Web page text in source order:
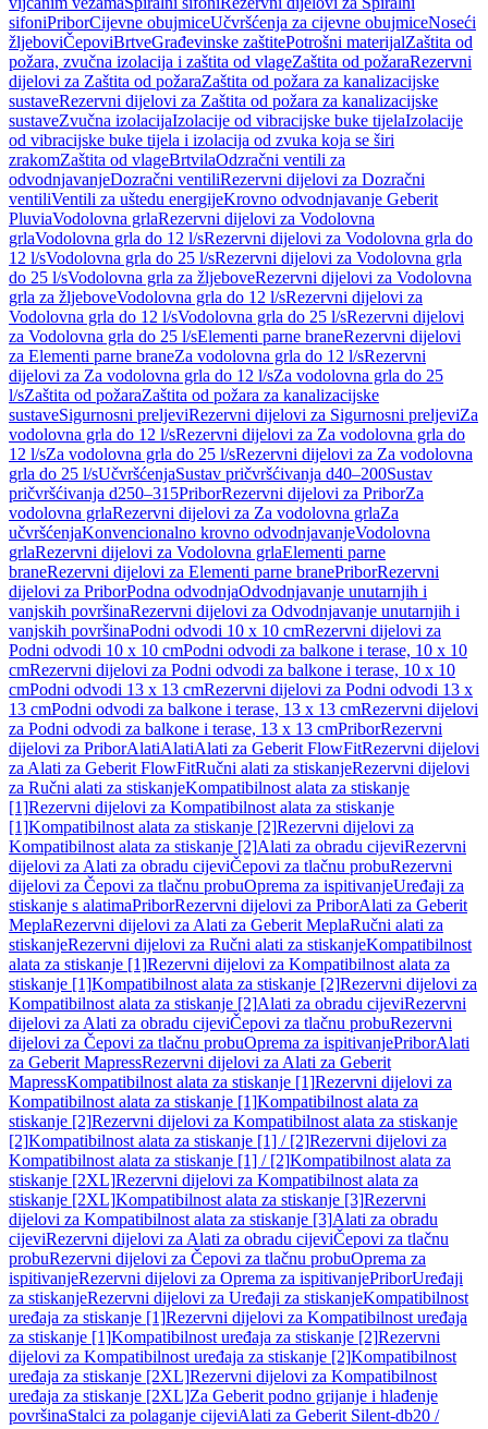
sifoniPriborCijevne obujmiceUčvršćenja za cijevne obujmiceNoseći
žljeboviČepoviBrtveGrađevinske zaštitePotrošni materijalZaštita od
požara, zvučna izolacija i zaštita od vlageZaštita od požaraRezervni
dijelovi za Zaštita od požaraZaštita od požara za kanalizacijske
sustaveRezervni dijelovi za Zaštita od požara za kanalizacijske
sustaveZvučna izolacijaIzolacije od vibracijske buke tijelaIzolacije
od vibracijske buke tijela i izolacija od zvuka koja se širi
zrakomZaštita od vlageBrtvilaOdzračni ventili za
odvodnjavanjeDozračni ventiliRezervni dijelovi za Dozračni
ventiliVentili za uštedu energijeKrovno odvodnjavanje Geberit
PluviaVodolovna grlaRezervni dijelovi za Vodolovna
grlaVodolovna grla do 12 l/sRezervni dijelovi za Vodolovna grla do
12 l/sVodolovna grla do 25 l/sRezervni dijelovi za Vodolovna grla
do 25 l/sVodolovna grla za žljeboveRezervni dijelovi za Vodolovna
grla za žljeboveVodolovna grla do 12 l/sRezervni dijelovi za
Vodolovna grla do 12 l/sVodolovna grla do 25 l/sRezervni dijelovi
za Vodolovna grla do 25 l/sElementi parne braneRezervni dijelovi
za Elementi parne braneZa vodolovna grla do 12 l/sRezervni
dijelovi za Za vodolovna grla do 12 l/sZa vodolovna grla do 25
l/sZaštita od požaraZaštita od požara za kanalizacijske
sustaveSigurnosni preljeviRezervni dijelovi za Sigurnosni preljeviZa
vodolovna grla do 12 l/sRezervni dijelovi za Za vodolovna grla do
12 l/sZa vodolovna grla do 25 l/sRezervni dijelovi za Za vodolovna
grla do 25 l/sUčvršćenjaSustav pričvršćivanja d40–200Sustav
pričvršćivanja d250–315PriborRezervni dijelovi za PriborZa
vodolovna grlaRezervni dijelovi za Za vodolovna grlaZa
učvršćenjaKonvencionalno krovno odvodnjavanjeVodolovna
grlaRezervni dijelovi za Vodolovna grlaElementi parne
braneRezervni dijelovi za Elementi parne branePriborRezervni
dijelovi za PriborPodna odvodnjaOdvodnjavanje unutarnjih i
vanjskih površinaRezervni dijelovi za Odvodnjavanje unutarnjih i
vanjskih površinaPodni odvodi 10 x 10 cmRezervni dijelovi za
Podni odvodi 10 x 10 cmPodni odvodi za balkone i terase, 10 x 10
cmRezervni dijelovi za Podni odvodi za balkone i terase, 10 x 10
cmPodni odvodi 13 x 13 cmRezervni dijelovi za Podni odvodi 13 x
13 cmPodni odvodi za balkone i terase, 13 x 13 cmRezervni dijelovi
za Podni odvodi za balkone i terase, 13 x 13 cmPriborRezervni
dijelovi za PriborAlatiAlatiAlati za Geberit FlowFitRezervni dijelovi
za Alati za Geberit FlowFitRučni alati za stiskanjeRezervni dijelovi
za Ručni alati za stiskanjeKompatibilnost alata za stiskanje
[1]Rezervni dijelovi za Kompatibilnost alata za stiskanje
[1]Kompatibilnost alata za stiskanje [2]Rezervni dijelovi za
Kompatibilnost alata za stiskanje [2]Alati za obradu cijeviRezervni
dijelovi za Alati za obradu cijeviČepovi za tlačnu probuRezervni
dijelovi za Čepovi za tlačnu probuOprema za ispitivanjeUređaji za
stiskanje s alatimaPriborRezervni dijelovi za PriborAlati za Geberit
MeplaRezervni dijelovi za Alati za Geberit MeplaRučni alati za
stiskanjeRezervni dijelovi za Ručni alati za stiskanjeKompatibilnost
alata za stiskanje [1]Rezervni dijelovi za Kompatibilnost alata za
stiskanje [1]Kompatibilnost alata za stiskanje [2]Rezervni dijelovi za
Kompatibilnost alata za stiskanje [2]Alati za obradu cijeviRezervni
dijelovi za Alati za obradu cijeviČepovi za tlačnu probuRezervni
dijelovi za Čepovi za tlačnu probuOprema za ispitivanjePriborAlati
za Geberit MapressRezervni dijelovi za Alati za Geberit
MapressKompatibilnost alata za stiskanje [1]Rezervni dijelovi za
Kompatibilnost alata za stiskanje [1]Kompatibilnost alata za
stiskanje [2]Rezervni dijelovi za Kompatibilnost alata za stiskanje
[2]Kompatibilnost alata za stiskanje [1] / [2]Rezervni dijelovi za
Kompatibilnost alata za stiskanje [1] / [2]Kompatibilnost alata za
stiskanje [2XL]Rezervni dijelovi za Kompatibilnost alata za
stiskanje [2XL]Kompatibilnost alata za stiskanje [3]Rezervni
dijelovi za Kompatibilnost alata za stiskanje [3]Alati za obradu
cijeviRezervni dijelovi za Alati za obradu cijeviČepovi za tlačnu
probuRezervni dijelovi za Čepovi za tlačnu probuOprema za
ispitivanjeRezervni dijelovi za Oprema za ispitivanjePriborUređaji
za stiskanjeRezervni dijelovi za Uređaji za stiskanjeKompatibilnost
uređaja za stiskanje [1]Rezervni dijelovi za Kompatibilnost uređaja
za stiskanje [1]Kompatibilnost uređaja za stiskanje [2]Rezervni
dijelovi za Kompatibilnost uređaja za stiskanje [2]Kompatibilnost
uređaja za stiskanje [2XL]Rezervni dijelovi za Kompatibilnost
uređaja za stiskanje [2XL]Za Geberit podno grijanje i hlađenje
površinaStalci za polaganje cijeviAlati za Geberit Silent-db20 /